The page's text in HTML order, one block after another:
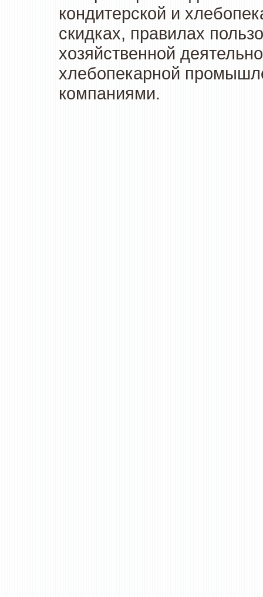
кондитерской и
скидках, правилах
хозяйственной
хлебопекарной
компаниями.